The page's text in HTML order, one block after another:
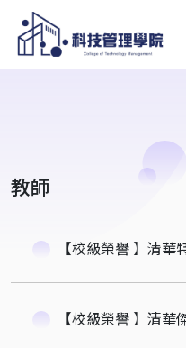
教師
【校級榮譽 】清華
【校級榮譽 】清華